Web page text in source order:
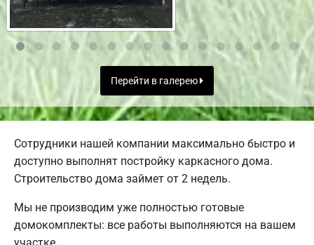
Перейти в галерею
Сотрудники нашей компании максимально быстро и
доступно выполнят постройку каркасного дома.
Строительство дома займет от 2 недель.
Мы не производим уже полностью готовые
домокомплекты: все работы выполняются на вашем